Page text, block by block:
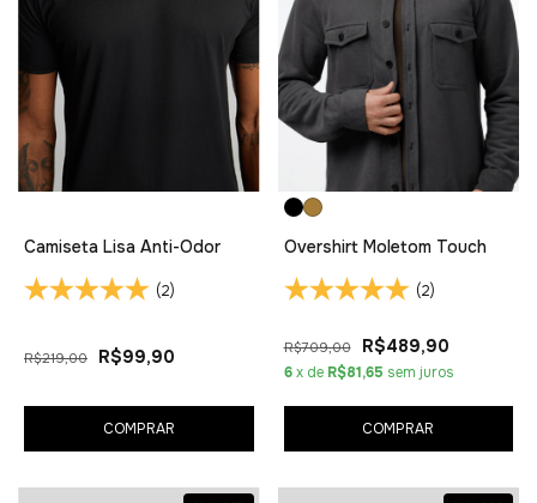
Camiseta Lisa Anti-Odor
(2)
R$219,00 R$99,90
COMPRAR
Overshirt Moletom Touch
(2)
R$709,00 R$489,90
6 x de R$81,65 sem juros
COMPRAR